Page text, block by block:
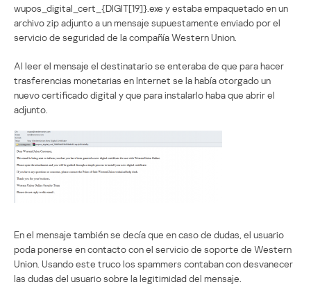
wupos_digital_cert_{DIGIT[19]}.exe y estaba empaquetado en un
archivo zip adjunto a un mensaje supuestamente enviado por el
servicio de seguridad de la compañía Western Union.
Al leer el mensaje el destinatario se enteraba de que para hacer
trasferencias monetarias en Internet se la había otorgado un
nuevo certificado digital y que para instalarlo haba que abrir el
adjunto.
En el mensaje también se decía que en caso de dudas, el usuario
poda ponerse en contacto con el servicio de soporte de Western
Union. Usando este truco los spammers contaban con desvanecer
las dudas del usuario sobre la legitimidad del mensaje.